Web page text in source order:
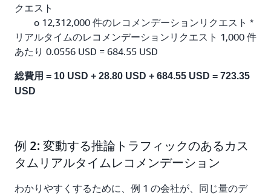
クエスト
o 12,312,000 件のレコメンデーションリクエスト *
リアルタイムのレコメンデーションリクエスト 1,000 件
あたり 0.0556 USD = 684.55 USD
総費用 = 10 USD + 28.80 USD + 684.55 USD = 723.35
USD
例 2: 変動する推論トラフィックのあるカス
タムリアルタイムレコメンデーション
わかりやすくするために、例 1 の会社が、同じ量のデ